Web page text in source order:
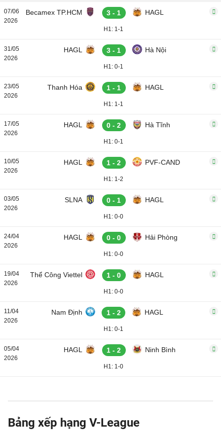
07/06
2026
Becamex TP.HCM 3 - 1 HAGL
H1: 1-1
31/05
2026
HAGL 3 - 1 Hà Nội
H1: 0-1
23/05
2026
Thanh Hóa 1 - 1 HAGL
H1: 1-1
17/05
2026
HAGL 0 - 2 Hà Tĩnh
H1: 0-1
10/05
2026
HAGL 1 - 2 PVF-CAND
H1: 1-2
03/05
2026
SLNA 0 - 1 HAGL
H1: 0-0
24/04
2026
HAGL 0 - 0 Hải Phòng
H1: 0-0
19/04
2026
Thể Công Viettel 1 - 0 HAGL
H1: 0-0
11/04
2026
Nam Định 1 - 2 HAGL
H1: 0-1
05/04
2026
HAGL 1 - 2 Ninh Bình
H1: 1-0
Bảng xếp hạng V-League